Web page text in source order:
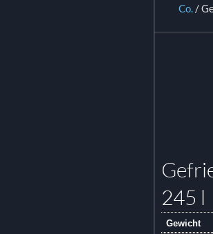
Co./
245 l
Gewicht